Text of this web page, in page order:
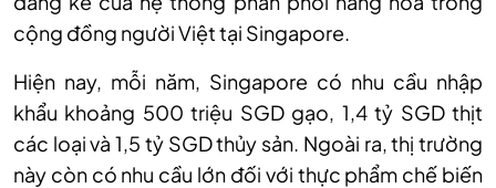
cộng đồng người Việt tại Singapore.
Hiện nay, mỗi năm, Singapore có nhu cầu nhập
khẩu khoảng 500 triệu SGD gạo, 1,4 tỷ SGD thịt
các loại và 1,5 tỷ SGD thủy sản. Ngoài ra, thị trường
này còn có nhu cầu lớn đối với thực phẩm chế biến